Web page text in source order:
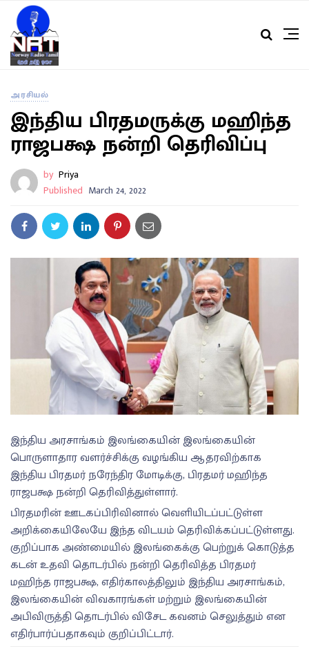
அரசியல்
இந்திய பிரதமருக்கு மஹிந்த
ராஜபக்ஷ நன்றி தெரிவிப்பு
by Priya
Published March 24, 2022
இந்திய அரசாங்கம் இலங்கையின் இலங்கையின்
பொருளாதார வளர்ச்சிக்கு வழங்கிய ஆதரவிற்காக
இந்திய பிரதமர் நரேந்திர மோடிக்கு, பிரதமர் மஹிந்த
ராஜபக்ஷ நன்றி தெரிவித்துள்ளார்.
பிரதமரின் ஊடகப்பிரிவினால் வெளியிடப்பட்டுள்ள
அறிக்கையிலேயே இந்த விடயம் தெரிவிக்கப்பட்டுள்ளது.
குறிப்பாக அண்மையில் இலங்கைக்கு பெற்றுக் கொடுத்த
கடன் உதவி தொடர்பில் நன்றி தெரிவித்த பிரதமர்
மஹிந்த ராஜபக்ஷ, எதிர்காலத்திலும் இந்திய அரசாங்கம்,
இலங்கையின் விவகாரங்கள் மற்றும் இலங்கையின்
அபிவிருத்தி தொடர்பில் விசேட கவனம் செலுத்தும் என
எதிர்பார்ப்பதாகவும் குறிப்பிட்டார்.